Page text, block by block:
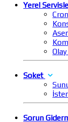
Yerel
Soket
Sorun